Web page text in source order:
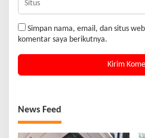
Simpan nama, email, dan situs
komentar saya berikutnya.
News Feed